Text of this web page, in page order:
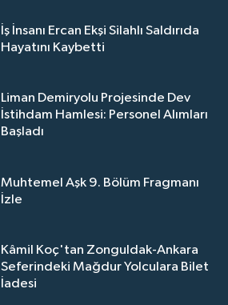
İş İnsanı Ercan Ekşi Silahlı Saldırıda
Hayatını Kaybetti
Liman Demiryolu Projesinde Dev
İstihdam Hamlesi: Personel Alımları
Başladı
Muhtemel Aşk 9. Bölüm Fragmanı
İzle
Kâmil Koç'tan Zonguldak-Ankara
Seferindeki Mağdur Yolculara Bilet
İadesi